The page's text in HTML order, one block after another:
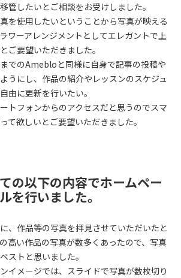
管したいとご相談をお受けしました。
を使用したいということから写真が映える
ワーアレンジメントとしてエレガントで上
ご要望いただきました。
でのAmebloと同様に自身で記事の投稿や
うにし、作品の紹介やレッスンのスケジュ
由に更新を行いたい。
トフォンからのアクセスだと思うのでスマ
て欲しいとご要望いただきました。
の以下の内容でホームペー
を行いました。
、作品等の写真を拝見させていただいたと
高い作品の写真が数多くあったので、写真
ストと思いました。
イメージでは、スライドで写真が数枚切り